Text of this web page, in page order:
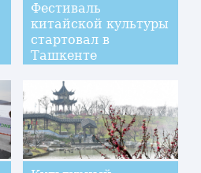
Фестиваль
китайской культуры
стартовал в
Ташкенте